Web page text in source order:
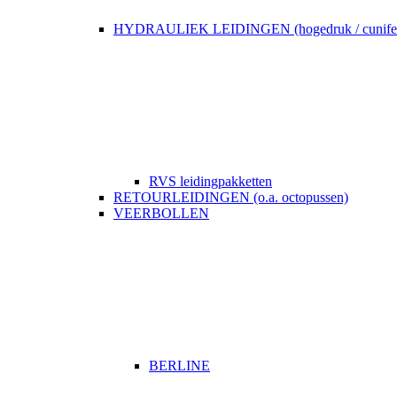
HYDRAULIEK LEIDINGEN (hogedruk /
RVS leidingpakketten
RETOURLEIDINGEN (o.a. octopussen)
VEERBOLLEN
BERLINE